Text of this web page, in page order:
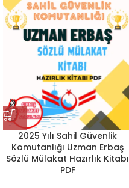
2025 Yılı Sahil Güvenlik
Komutanlığı Uzman Erbaş
Sözlü Mülakat Hazırlık Kitabı
PDF